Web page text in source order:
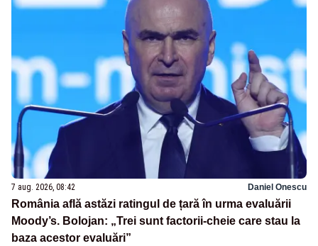
7 aug. 2026, 08:42 Daniel Onescu
România află astăzi ratingul de țară în urma evaluării
Moody’s. Bolojan: „Trei sunt factorii-cheie care stau la
baza acestor evaluări”